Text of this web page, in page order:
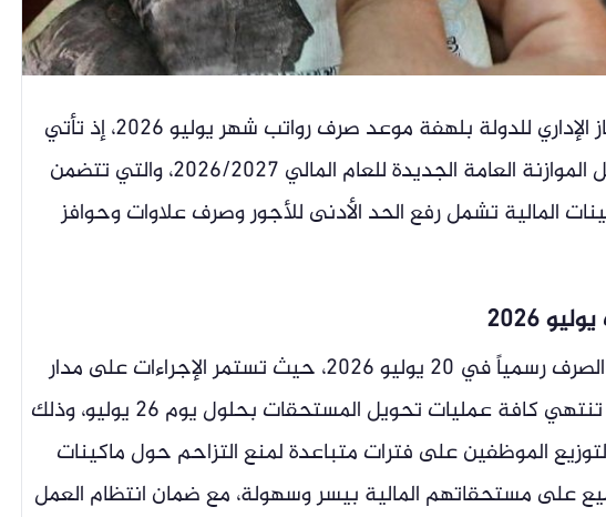
يترقب ملايين الموظفين في الجهاز الإداري للدولة بلهفة موعد صرف رواتب شهر يوليو 2026، إذ تأتي
هذه المستحقات بالتزامن مع تفعيل الموازنة العامة الجديدة للعام المالي 2026/2027، والتي تتضمن
المالية تشمل رفع الحد الأدنى للأجور وصرف علاوات وحوافز
2026
حددت وزارة المالية انطلاق عملية الصرف رسمياً في 20 يوليو 2026، حيث تستمر الإجراءات على مدار
خمسة أيام متتالية، ومن المقرر أن تنتهي كافة عمليات تحويل المستحقات بحلول يوم 26 يوليو، وذلك
الموظفين على فترات متباعدة لمنع التزاحم حول ماكينات
على مستحقاتهم المالية بيسر وسهولة، مع ضمان انتظام العمل